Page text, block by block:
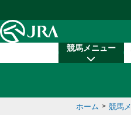
競馬メニュー
ホーム > 競馬